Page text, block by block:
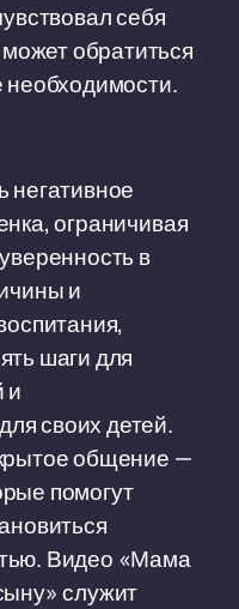
себя
обратиться
негативное
ограничивая
в
и
шаги для
и
своих детей.
общение —
помогут
Видео «Мама
служит